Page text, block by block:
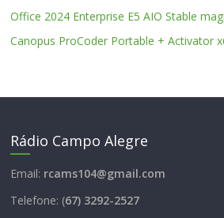
Office 2024 Enterprise E5 AIO Stable
Canopus ProCoder Portable + Activator
Rádio Campo Alegre
Email: rcams104@gmail.com
Telefone: (67) 3292-2527